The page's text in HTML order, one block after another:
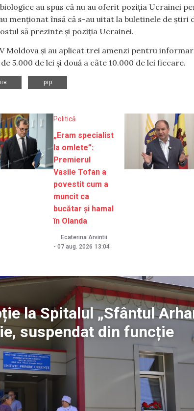
au spus că nu au oferit poziția Ucrainei
menționat însă că s-au uitat la buletinele de știri
să prezinte și poziția Ucrainei.
Moldova și au aplicat trei amenzi pentru
5.000 de lei și două a câte 10.000 de lei fiecare.
ртр
Politică
„Eram specialist
la omlete”:
Premierul
Vasile Tofan a
povestit cum a
muncit ca
bucătar și hamal
în Olanda
Ecaterina Arvintii
- 07 aug. 2026 13:04
la Spitalul „Sfântul
suspendat din funcție